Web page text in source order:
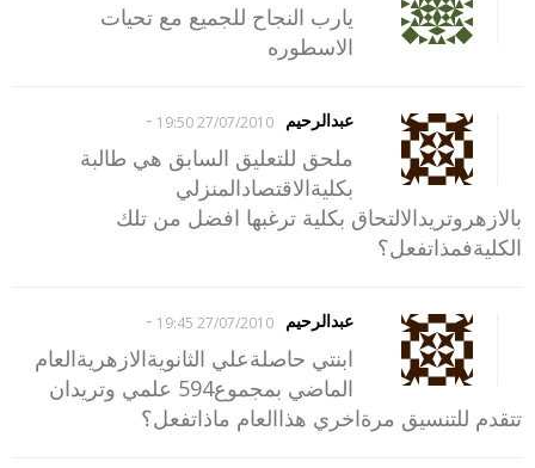
يارب النجاح للجميع مع تحيات
الاسطوره
عبدالرحيم 27/07/2010 19:50
-
ملحق للتعليق السابق هي طالبة
بكليةالاقتصادالمنزلي
بالازهروتريدالالتحاق بكلية ترغبها افضل من تلك
الكليةفمذاتفعل؟
عبدالرحيم 27/07/2010 19:45
-
ابنتي حاصلةعلي الثانويةالازهريةالعام
الماضي بمجموع594 علمي وتريدان
تتقدم للتنسيق مرةاخري هذاالعام ماذاتفعل؟